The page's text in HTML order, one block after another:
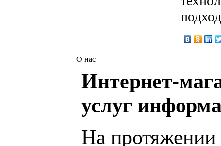
О нас
Интернет-
услуг
На протяжении